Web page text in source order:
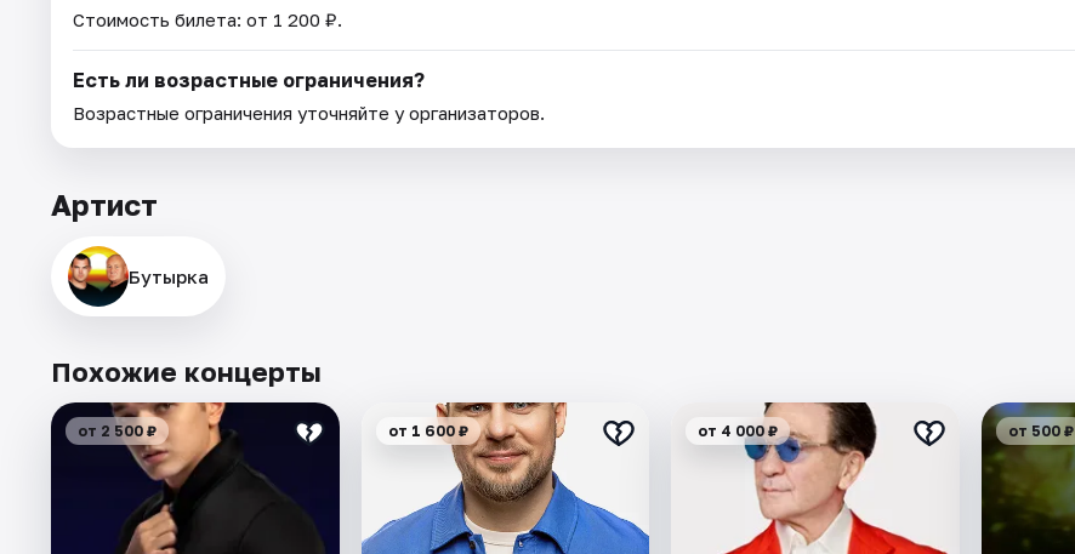
Стоимость билета: от 1 200 ₽.
Есть ли возрастные ограничения?
Возрастные ограничения уточняйте у организаторов.
Артист
Бутырка
Похожие концерты
от 2 500 ₽ от 1 600 ₽ от 4 000 ₽ от 500 ₽